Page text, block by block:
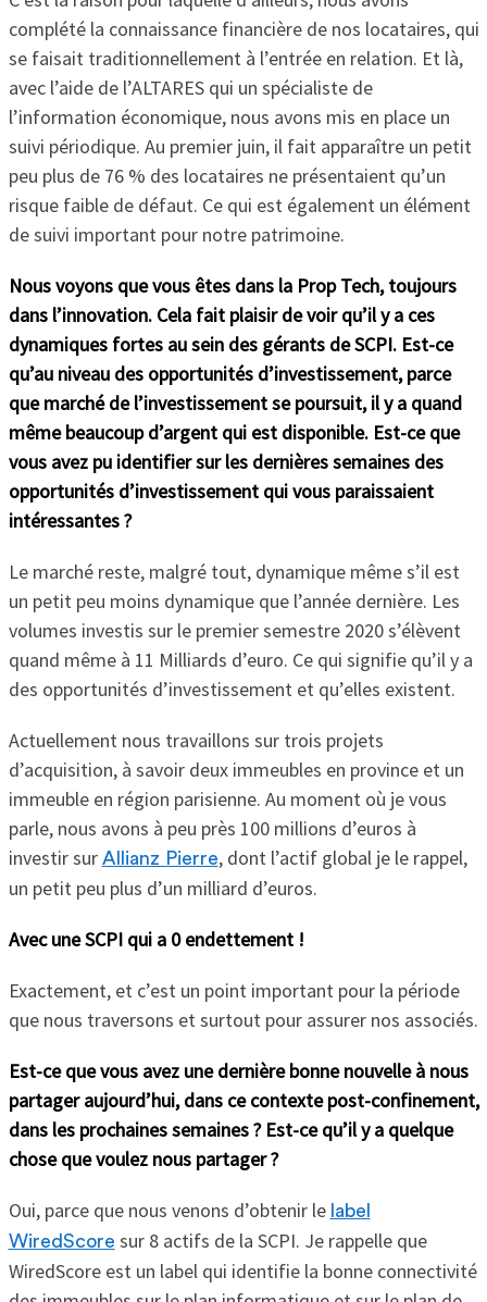
complété la connaissance financière de nos locataires, qui
se faisait traditionnellement à l’entrée en relation. Et là,
avec l’aide de l’ALTARES qui un spécialiste de
l’information économique, nous avons mis en place un
suivi périodique. Au premier juin, il fait apparaître un petit
peu plus de 76 % des locataires ne présentaient qu’un
risque faible de défaut. Ce qui est également un élément
de suivi important pour notre patrimoine.
Nous voyons que vous êtes dans la Prop Tech, toujours
dans l’innovation. Cela fait plaisir de voir qu’il y a ces
dynamiques fortes au sein des gérants de SCPI. Est-ce
qu’au niveau des opportunités d’investissement, parce
que marché de l’investissement se poursuit, il y a quand
même beaucoup d’argent qui est disponible. Est-ce que
vous avez pu identifier sur les dernières semaines des
opportunités d’investissement qui vous paraissaient
intéressantes ?
Le marché reste, malgré tout, dynamique même s’il est
un petit peu moins dynamique que l’année dernière. Les
volumes investis sur le premier semestre 2020 s’élèvent
quand même à 11 Milliards d’euro. Ce qui signifie qu’il y a
des opportunités d’investissement et qu’elles existent.
Actuellement nous travaillons sur trois projets
d’acquisition, à savoir deux immeubles en province et un
immeuble en région parisienne. Au moment où je vous
parle, nous avons à peu près 100 millions d’euros à
investir sur Allianz Pierre, dont l’actif global je le rappel,
un petit peu plus d’un milliard d’euros.
Avec une SCPI qui a 0 endettement !
Exactement, et c’est un point important pour la période
que nous traversons et surtout pour assurer nos associés.
Est-ce que vous avez une dernière bonne nouvelle à nous
partager aujourd’hui, dans ce contexte post-confinement,
dans les prochaines semaines ? Est-ce qu’il y a quelque
chose que voulez nous partager ?
Oui, parce que nous venons d’obtenir le label
WiredScore sur 8 actifs de la SCPI. Je rappelle que
WiredScore est un label qui identifie la bonne connectivité